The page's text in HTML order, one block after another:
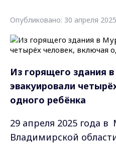
Опубликовано: 30 апреля
Из горящего здания
эвакуировали
одного ребёнка
29 апреля 2025 года
Владимирской